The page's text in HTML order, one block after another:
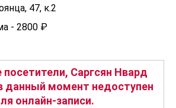
47, к.2
- 2800 ₽
Саргсян Нвард
данный момент недоступен
онлайн-записи.